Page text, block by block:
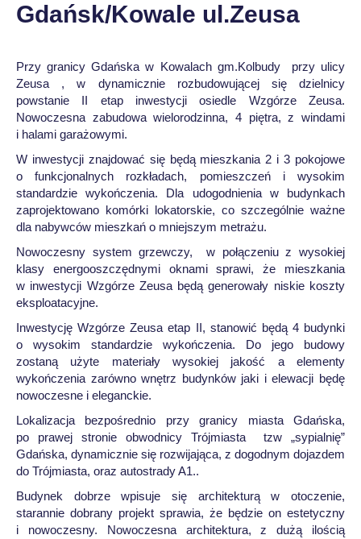
Gdańsk/Kowale ul.Zeusa
Przy granicy Gdańska w Kowalach gm.Kolbudy przy ulicy
Zeusa , w dynamicznie rozbudowującej się dzielnicy
powstanie II etap inwestycji osiedle Wzgórze Zeusa.
Nowoczesna zabudowa wielorodzinna, 4 piętra, z windami
i halami garażowymi.
W inwestycji znajdować się będą mieszkania 2 i 3 pokojowe
o funkcjonalnych rozkładach, pomieszczeń i wysokim
standardzie wykończenia. Dla udogodnienia w budynkach
zaprojektowano komórki lokatorskie, co szczególnie ważne
dla nabywców mieszkań o mniejszym metrażu.
Nowoczesny system grzewczy, w połączeniu z wysokiej
klasy energooszczędnymi oknami sprawi, że mieszkania
w inwestycji Wzgórze Zeusa będą generowały niskie koszty
eksploatacyjne.
Inwestycję Wzgórze Zeusa etap II, stanowić będą 4 budynki
o wysokim standardzie wykończenia. Do jego budowy
zostaną użyte materiały wysokiej jakość a elementy
wykończenia zarówno wnętrz budynków jaki i elewacji będę
nowoczesne i eleganckie.
Lokalizacja bezpośrednio przy granicy miasta Gdańska,
po prawej stronie obwodnicy Trójmiasta tzw „sypialnię”
Gdańska, dynamicznie się rozwijająca, z dogodnym dojazdem
do Trójmiasta, oraz autostrady A1..
Budynek dobrze wpisuje się architekturą w otoczenie,
starannie dobrany projekt sprawia, że będzie on estetyczny
i nowoczesny. Nowoczesna architektura, z dużą ilością